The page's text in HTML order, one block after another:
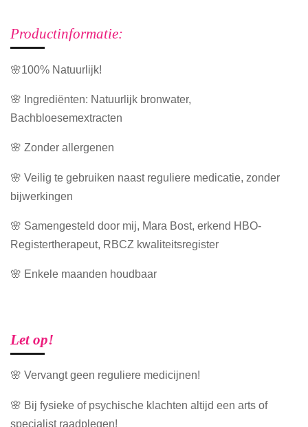
Productinformatie:
🌸100% Natuurlijk!
🌸 Ingrediënten: Natuurlijk bronwater,
Bachbloesemextracten
🌸 Zonder allergenen
🌸 Veilig te gebruiken naast reguliere medicatie, zonder
bijwerkingen
🌸 Samengesteld door mij, Mara Bost, erkend HBO-
Registertherapeut, RBCZ kwaliteitsregister
🌸 Enkele maanden houdbaar
Let op!
🌸 Vervangt geen reguliere medicijnen!
🌸 Bij fysieke of psychische klachten altijd een arts of
specialist raadplegen!